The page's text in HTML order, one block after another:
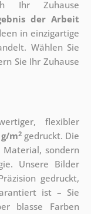
Ihr Zuhause
der Arbeit
in einzigartige
Wählen Sie
Sie Ihr Zuhause
flexibler
m2gedruckt. Die
sondern
Unsere Bilder
gedruckt,
ist – Sie
blasse Farben